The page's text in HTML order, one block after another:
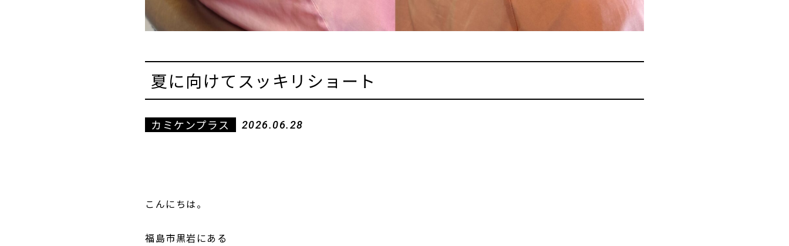
夏に向けてスッキリショート
カミケンプラス 2026.06.28
こんにちは。
福島市黒岩にある